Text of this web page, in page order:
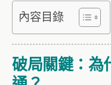
內容目錄
破局關鍵：為